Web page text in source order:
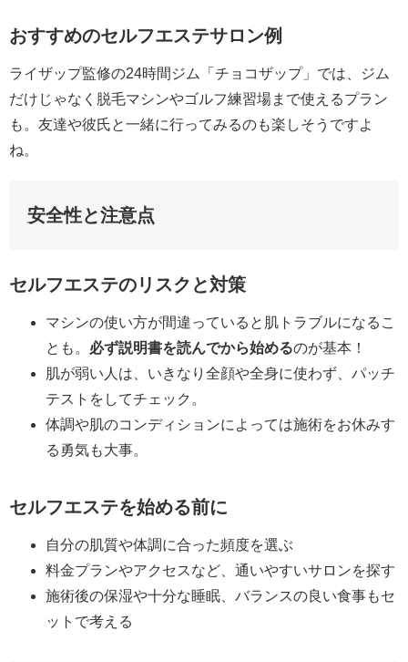
おすすめのセルフエステサロン例
ライザップ監修の24時間ジム「チョコザップ」では、ジム
だけじゃなく脱毛マシンやゴルフ練習場まで使えるプラン
も。友達や彼氏と一緒に行ってみるのも楽しそうですよ
ね。
安全性と注意点
セルフエステのリスクと対策
マシンの使い方が間違っていると肌トラブルになるこ
とも。 必ず説明書を読んでから始めるのが基本！
肌が弱い人は、いきなり全顔や全身に使わず、パッチ
テストをしてチェック。
体調や肌のコンディションによっては施術をお休みす
る勇気も大事。
セルフエステを始める前に
自分の肌質や体調に合った頻度を選ぶ
料金プランやアクセスなど、通いやすいサロンを探す
施術後の保湿や十分な睡眠、バランスの良い食事もセ
ットで考える